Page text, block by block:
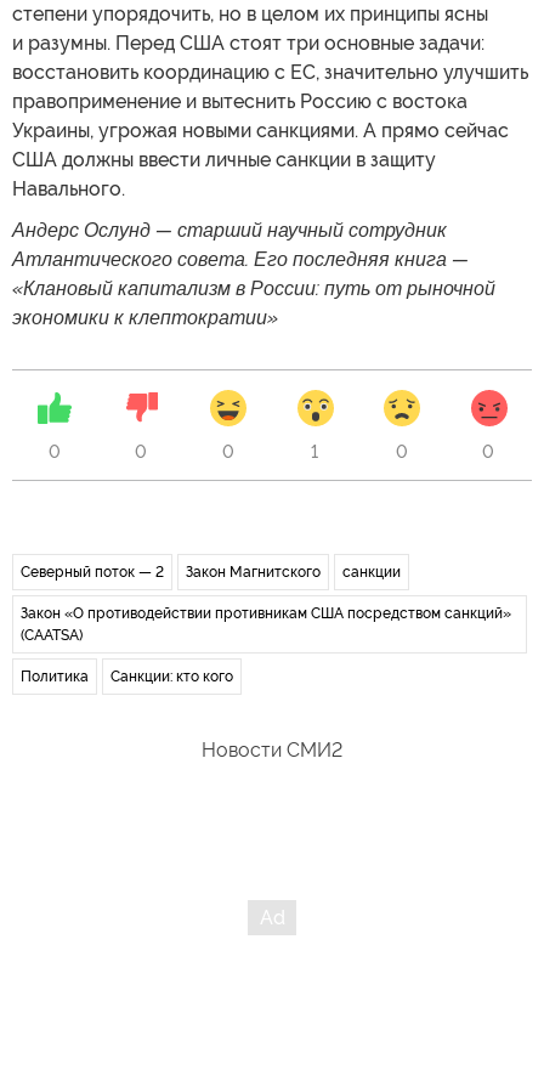
степени упорядочить, но в целом их принципы ясны
и разумны. Перед США стоят три основные задачи:
восстановить координацию с ЕС, значительно улучшить
правоприменение и вытеснить Россию с востока
Украины, угрожая новыми санкциями. А прямо сейчас
США должны ввести личные санкции в защиту
Навального.
Андерс Ослунд — старший научный сотрудник
Атлантического совета. Его последняя книга —
«Клановый капитализм в России: путь от рыночной
экономики к клептократии»
0 0 0 1 0 0
Северный поток — 2 Закон Магнитского санкции
Закон «О противодействии противникам США посредством санкций»
(CAATSA)
Политика Санкции: кто кого
Новости СМИ2